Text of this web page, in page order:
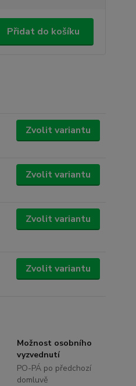
Přidat do košíku
Zvolit variantu
Zvolit variantu
Zvolit variantu
Zvolit variantu
Možnost osobního
vyzvednutí
PO-PÁ po předchozí
domluvě